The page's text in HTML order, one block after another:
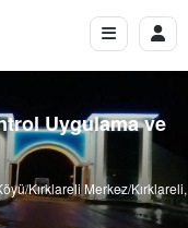
Uygulama ve
Kırklareli Merkez/Kırklareli,